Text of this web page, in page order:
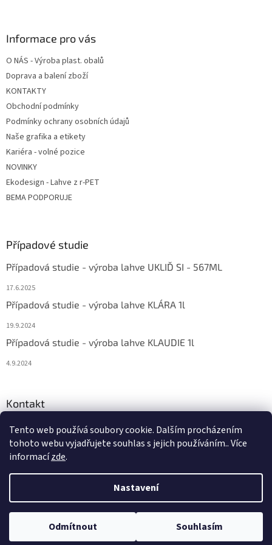
Tento web používá soubory cookie. Dalším procházením
tohoto webu vyjadřujete souhlas s jejich používáním.. Více
informacízde.
Nastavení
Odmítnout Souhlasím
Informace pro vás
O NÁS - Výroba plast. obalů
Doprava a balení zboží
KONTAKTY
Obchodní podmínky
Podmínky ochrany osobních údajů
Naše grafika a etikety
Kariéra - volné pozice
NOVINKY
Ekodesign - Lahve z r-PET
BEMA PODPORUJE
Případové studie
Případová studie - výroba lahve UKLIĎ SI - 567ML
17.6.2025
Případová studie - výroba lahve KLÁRA 1l
19.9.2024
Případová studie - výroba lahve KLAUDIE 1l
4.9.2024
Kontakt
eshop@ bema-la.cz
+420 733 762 684
Copyright 2026BEMA-LA. Všechna práva vyhrazena.